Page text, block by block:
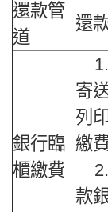
還款管
道
還
銀行臨
櫃繳費
1.
寄
列
繳
2.
款